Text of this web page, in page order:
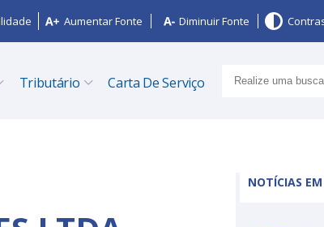
Aumentar Fonte Diminuir Fonte
Tributário Carta De Serviço
NOTÍCIAS